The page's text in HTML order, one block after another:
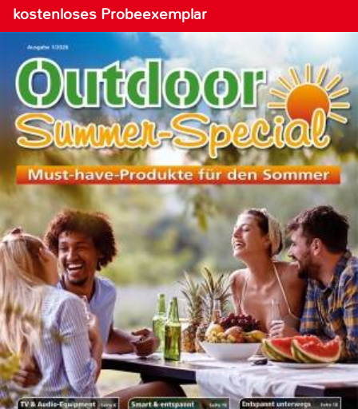
kostenloses Probeexemplar